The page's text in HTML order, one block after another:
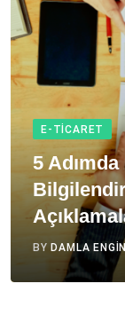
E-TICARET
5
BY DAMLA ENGIN